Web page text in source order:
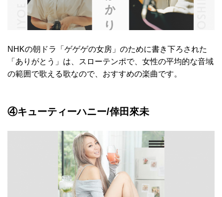
NHKの朝ドラ「ゲゲゲの女房」のために書き下ろされた
「ありがとう」は、スローテンポで、女性の平均的な音域
の範囲で歌える歌なので、おすすめの楽曲です。
④キューティーハニー/倖田來未